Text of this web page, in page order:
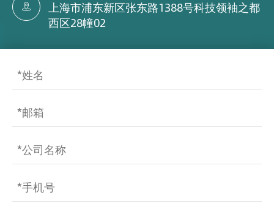

上海市浦东新区张东路1388号科技领袖之都
西区28幢02